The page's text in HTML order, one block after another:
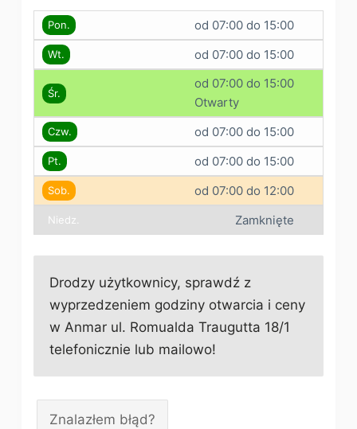
Pon. od 07:00 do 15:00
Wt. od 07:00 do 15:00
Śr.
od 07:00 do 15:00
Otwarty
Czw. od 07:00 do 15:00
Pt. od 07:00 do 15:00
Sob. od 07:00 do 12:00
Niedz. Zamknięte
Drodzy użytkownicy, sprawdź z
wyprzedzeniem godziny otwarcia i ceny
w Anmar ul. Romualda Traugutta 18/1
telefonicznie lub mailowo!
Znalazłem błąd?